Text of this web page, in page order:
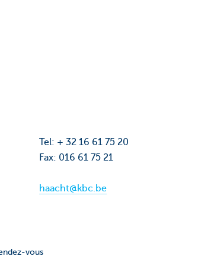
Tel: + 32 16 61 75 20
Fax: 016 61 75 21
haacht@kbc.be